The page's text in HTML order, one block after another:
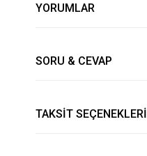
YORUMLAR
SORU & CEVAP
TAKSİT SEÇENEKLERİ